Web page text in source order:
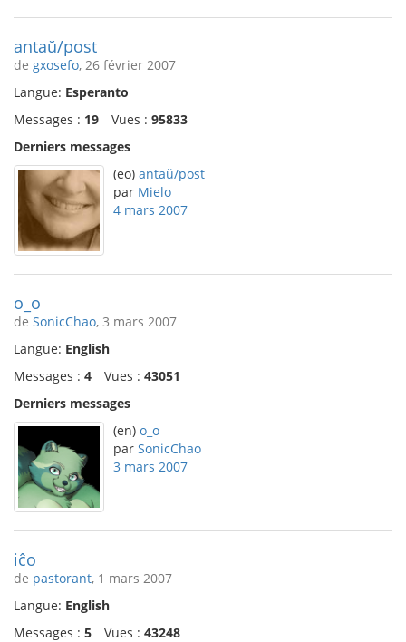
antaŭ/post
de gxosefo, 26 février 2007
Langue: Esperanto
Messages : 19 Vues : 95833
Derniers messages
(eo) antaŭ/post
par Mielo
4 mars 2007
o_o
de SonicChao, 3 mars 2007
Langue: English
Messages : 4 Vues : 43051
Derniers messages
(en) o_o
par SonicChao
3 mars 2007
iĉo
de pastorant, 1 mars 2007
Langue: English
Messages : 5 Vues : 43248